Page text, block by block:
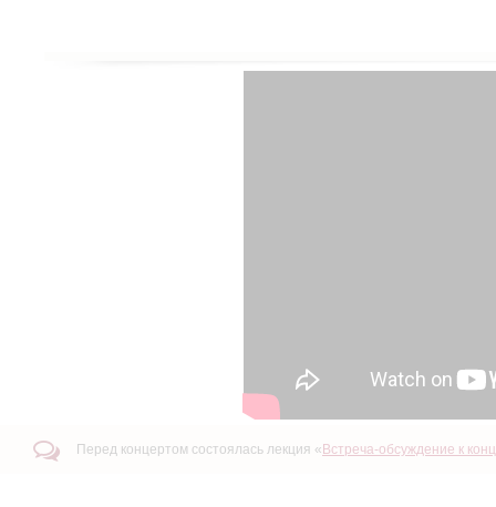
Перед концертом состоялась лекция « Встреча-обсуждение к